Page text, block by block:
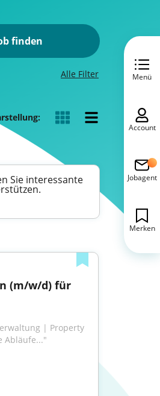
finden
Alle Filter
Sie interessante
(m/w/d) für
| Property
Abläufe..."
Menü
Account
Jobagent
Merken